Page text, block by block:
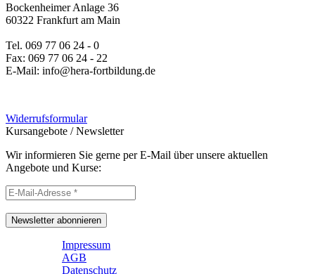
Bockenheimer Anlage 36
60322 Frankfurt am Main
Tel. 069 77 06 24 - 0
Fax: 069 77 06 24 - 22
E-Mail: info@hera-fortbildung.de
Widerrufsformular
Kursangebote /Newsletter
Wir informieren Sie gerne per E-Mail über unsere aktuellen
Angebote und Kurse:
Newsletter abonnieren
Impressum
AGB
Datenschutz